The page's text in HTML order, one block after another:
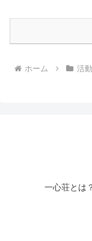
ホーム 活
一心荘とは